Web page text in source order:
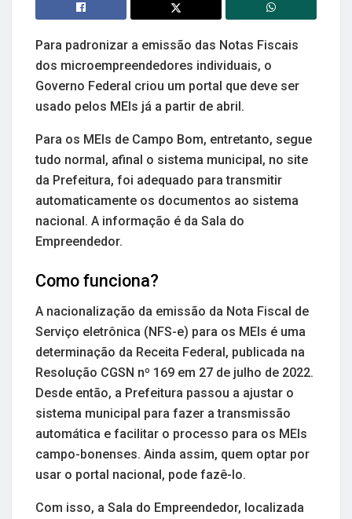
Para padronizar a emissão das Notas Fiscais
dos microempreendedores individuais, o
Governo Federal criou um portal que deve ser
usado pelos MEIs já a partir de abril.
Para os MEIs de Campo Bom, entretanto, segue
tudo normal, afinal o sistema municipal, no site
da Prefeitura, foi adequado para transmitir
automaticamente os documentos ao sistema
nacional. A informação é da Sala do
Empreendedor.
Como funciona?
A nacionalização da emissão da Nota Fiscal de
Serviço eletrônica (NFS-e) para os MEIs é uma
determinação da Receita Federal, publicada na
Resolução CGSN nº 169 em 27 de julho de 2022.
Desde então, a Prefeitura passou a ajustar o
sistema municipal para fazer a transmissão
automática e facilitar o processo para os MEIs
campo-bonenses. Ainda assim, quem optar por
usar o portal nacional, pode fazê-lo.
Com isso, a Sala do Empreendedor, localizada